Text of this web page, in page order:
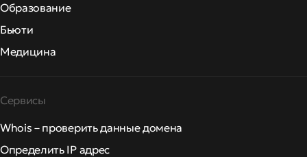
Образование
Бьюти
Медицина
Сервисы
Whois – проверить данные домена
Определить IP адрес